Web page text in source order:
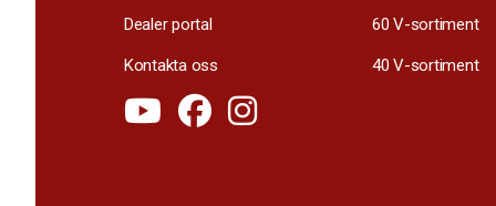
Dealer portal
Kontakta oss
60 V-sortiment
40 V-sortiment